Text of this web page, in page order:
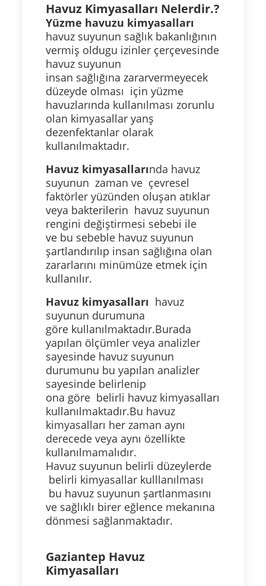
Havuz Kimyasalları Nelerdir.?
Yüzme havuzu kimyasalları
havuz suyunun sağlık bakanlığının
vermiş oldugu izinler çerçevesinde
havuz suyunun
insan sağlığına zararvermeyecek
düzeyde olması için yüzme
havuzlarında kullanılması zorunlu
olan kimyasallar yanş
dezenfektanlar olarak
kullanılmaktadır.
Havuz kimyasallarında havuz
suyunun zaman ve çevresel
faktörler yüzünden oluşan atıklar
veya bakterilerin havuz suyunun
rengini değiştirmesi sebebi ile
ve bu sebeble havuz suyunun
şartlandırılıp insan sağlığına olan
zararlarını minümüze etmek için
kullanılır.
Havuz kimyasalları havuz
suyunun durumuna
göre kullanılmaktadır.Burada
yapılan ölçümler veya analizler
sayesinde havuz suyunun
durumunu bu yapılan analizler
sayesinde belirlenip
ona göre belirli havuz kimyasalları
kullanılmaktadır.Bu havuz
kimyasalları her zaman aynı
derecede veya aynı özellikte
kullanılmamalıdır.
Havuz suyunun belirli düzeylerde
belirli kimyasallar kulllanılması
bu havuz suyunun şartlanmasını
ve sağlıklı birer eğlence mekanına
dönmesi sağlanmaktadır.
Gaziantep Havuz
Kimyasalları